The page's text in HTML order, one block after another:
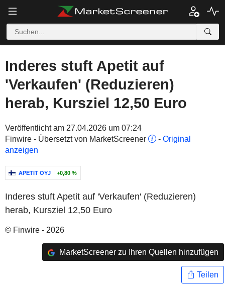
Inderes stuft Apetit auf
'Verkaufen' (Reduzieren)
herab, Kursziel 12,50 Euro
Veröffentlicht am 27.04.2026 um 07:24
Finwire - Übersetzt von MarketScreener
- Original
anzeigen
APETIT OYJ +0,80 %
Inderes stuft Apetit auf 'Verkaufen' (Reduzieren)
herab, Kursziel 12,50 Euro
© Finwire - 2026
MarketScreener zu Ihren Quellen hinzufügen
Teilen